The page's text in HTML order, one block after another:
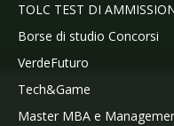
TOLC TEST DI
Borse di studio Concorsi
VerdeFuturo
Tech&Game
Master MBA e